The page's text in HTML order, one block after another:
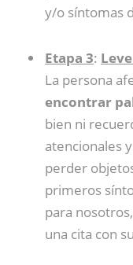
y/o síntomas
Etapa 3:
La persona
encontrar
bien ni
atencionales
perder
primeros
para
una cita con